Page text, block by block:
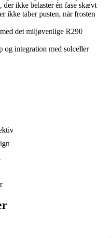
der ikke belaster én fase skævt
ikke taber pusten, når frosten
det miljøvenlige R290
integration med solceller